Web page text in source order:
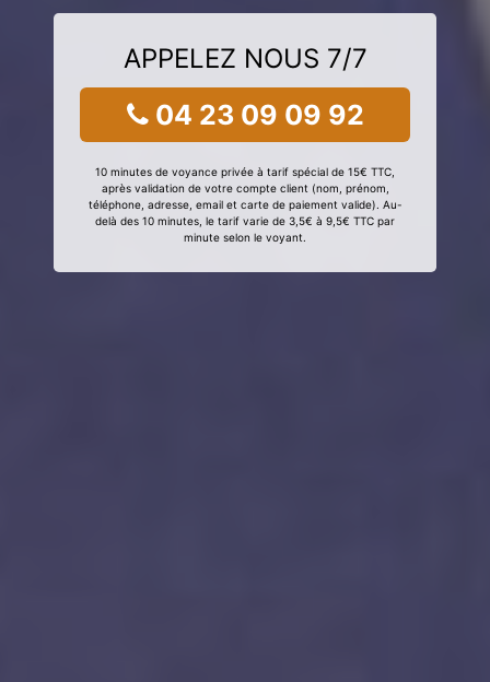
APPELEZ NOUS 7/7
04 23 09 09 92
10 minutes de voyance privée à tarif spécial de 15€ TTC,
après validation de votre compte client (nom, prénom,
téléphone, adresse, email et carte de paiement valide). Au-
delà des 10 minutes, le tarif varie de 3,5€ à 9,5€ TTC par
minute selon le voyant.